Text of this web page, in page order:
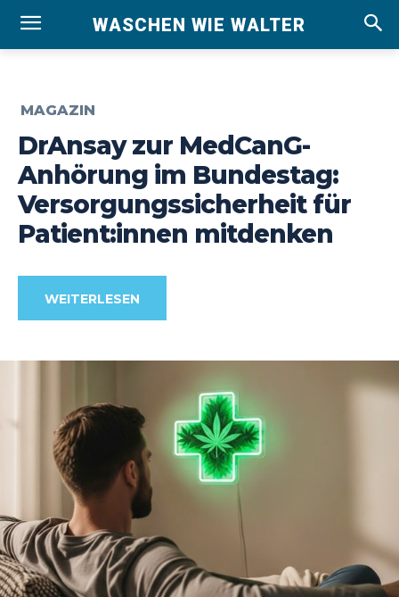
WASCHEN WIE WALTER
MAGAZIN
DrAnsay zur MedCanG-
Anhörung im Bundestag:
Versorgungssicherheit für
Patient:innen mitdenken
WEITERLESEN